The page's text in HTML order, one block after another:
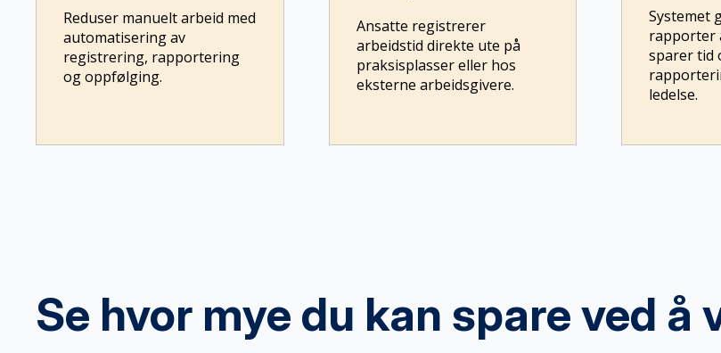
Reduser manuelt arbeid med
automatisering av
registrering, rapportering
og oppfølging.
Ansatte registrerer
arbeidstid direkte ute på
praksisplasser eller hos
eksterne arbeidsgivere.
Systemet
rapporter
sparer tid
ledelse.
Se hvor mye du kan spare ved å